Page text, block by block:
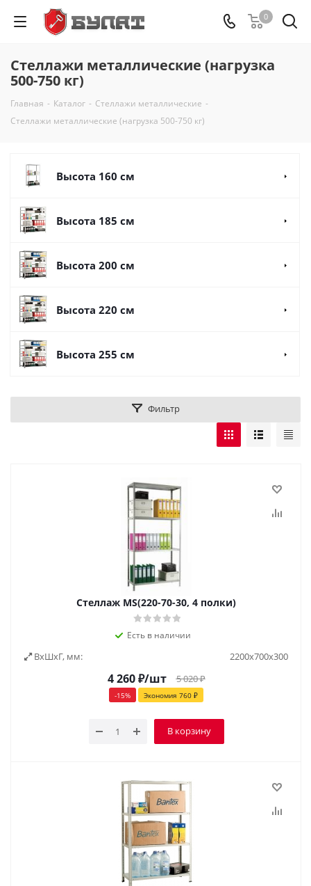
0
Стеллажи металлические (нагрузка
500-750 кг)
Главная - Каталог - Стеллажи металлические -
Стеллажи металлические (нагрузка 500-750 кг)
Высота 160 см
Высота 185 см
Высота 200 см
Высота 220 см
Высота 255 см
Фильтр
Стеллаж MS(220-70-30, 4 полки)
Есть в наличии
ВxШxГ, мм: 2200х700х300
4 260₽/шт 5 020₽
-15% Экономия 760 ₽
В корзину